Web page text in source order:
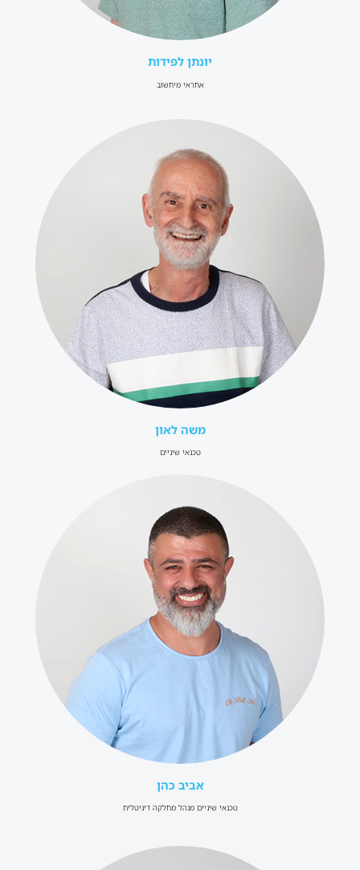
יונתן לפידות
אחראי מיחשוב
משה לאון
טכנאי שיניים
אביב כהן
טכנאי שיניים מנהל מחלקה דיגיטלית